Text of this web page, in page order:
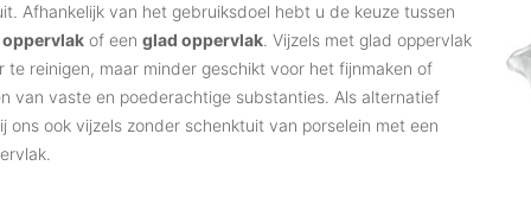
Afhankelijk van het gebruiksdoel hebt u de keuze tussen
of een glad oppervlak. Vijzels met glad oppervlak
te reinigen, maar minder geschikt voor het fijnmaken of
van vaste en poederachtige substanties. Als alternatief
ons ook vijzels zonder schenktuit van porselein met een